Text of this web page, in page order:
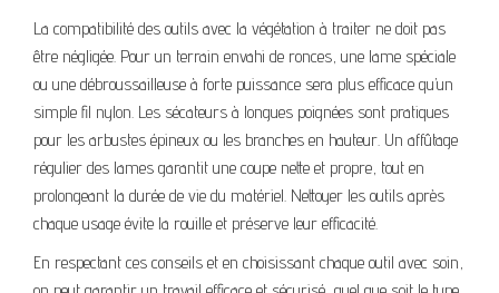
La compatibilité des outils avec la végétation à traiter ne doit pas
être négligée. Pour un terrain envahi de ronces, une lame spéciale
ou une débroussailleuse à forte puissance sera plus efficace qu’un
simple fil nylon. Les sécateurs à longues poignées sont pratiques
pour les arbustes épineux ou les branches en hauteur. Un affûtage
régulier des lames garantit une coupe nette et propre, tout en
prolongeant la durée de vie du matériel. Nettoyer les outils après
chaque usage évite la rouille et préserve leur efficacité.
En respectant ces conseils et en choisissant chaque outil avec soin,